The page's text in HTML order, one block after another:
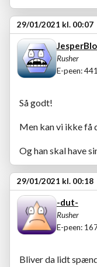
29/01/2021 kl. 00:07
Rusher
E-peen: 441
Så godt!
Men kan vi ikke få
Og han skal have
29/01/2021 kl. 00:18
-dut-
Rusher
E-peen:
Bliver da lidt